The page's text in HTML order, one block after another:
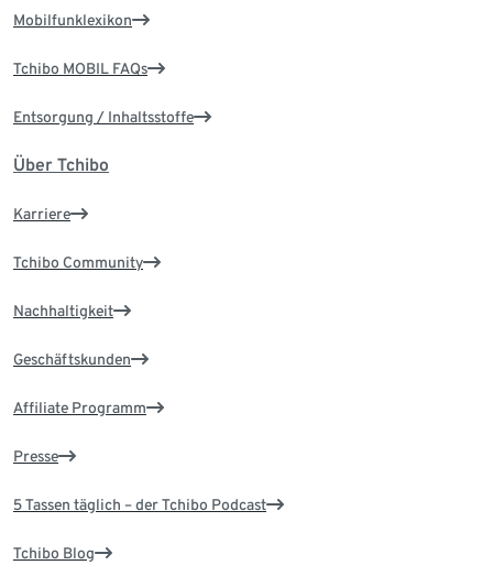
Mobilfunklexikon
Tchibo MOBIL FAQs
Entsorgung / Inhaltsstoffe
Über Tchibo
Karriere
Tchibo Community
Nachhaltigkeit
Geschäftskunden
Affiliate Programm
Presse
5 Tassen täglich – der Tchibo Podcast
Tchibo Blog